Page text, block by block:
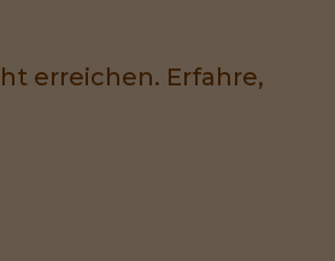
erreichen. Erfahre,